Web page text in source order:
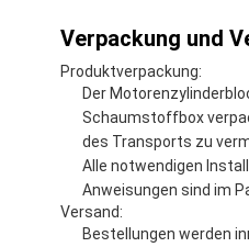
Verpackung und
Produktverpackung:
Der
Schaumstoffbox
des Transports zu
Alle notwendigen
Anweisungen sind im
Versand:
Bestellungen werden